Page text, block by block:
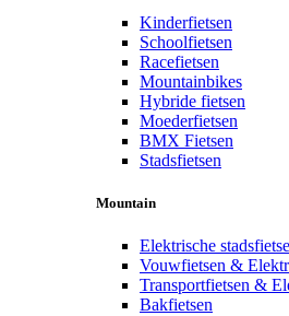
Kinderfietsen
Schoolfietsen
Racefietsen
Mountainbikes
Hybride fietsen
Moederfietsen
BMX Fietsen
Stadsfietsen
Mountain
Elektrische
Vouwfietsen &
Transportfietsen &
Bakfietsen